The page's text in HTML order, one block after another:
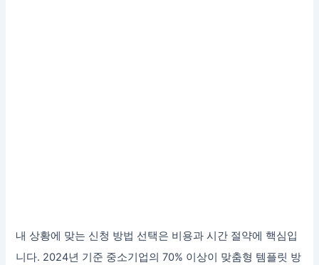
내 상황에 맞는 신청 방법 선택은 비용과 시간 절약에 핵심입
니다. 2024년 기준 중소기업의 70% 이상이 맞춤형 템플릿 방